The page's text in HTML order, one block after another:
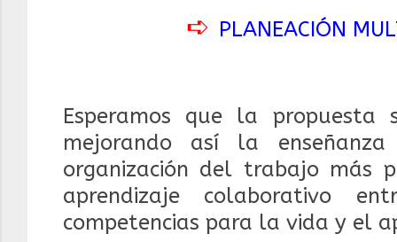
➪ PLANEACIÓN
Esperamos que la
mejorando así la
organización del trabajo más
aprendizaje colaborativo
competencias para la vida y el